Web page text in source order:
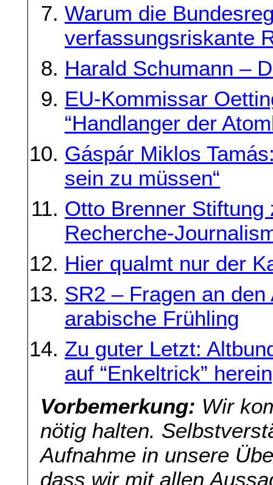
Warum die
verfassungsriskante
Harald Schumann –
EU-Kommissar
“Handlanger der
Gáspár Miklos
sein zu müssen“
Otto Brenner
Recherche-
Hier qualmt nur der
SR2 – Fragen an
arabische Frühling
Zu guter Letzt:
auf “Enkeltrick”
Vorbemerkung: Wir
nötig halten.
Aufnahme in unsere
dass wir mit allen